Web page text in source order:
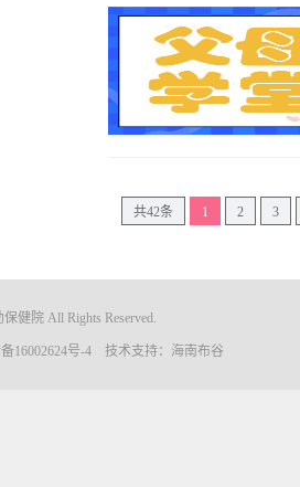
共42条 1 2 3
健院 All Rights Reserved.
16002624号-4 技术支持： 海南布谷